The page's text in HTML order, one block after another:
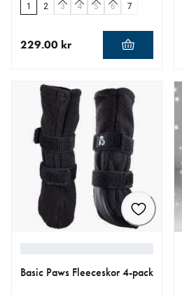
1 2 3 4 5 6 7
229.00 kr
Basic Paws Fleeceskor 4-pack